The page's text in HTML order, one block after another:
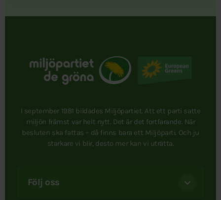
I september 1981 bildades Miljöpartiet. Att ett parti satte
miljön främst var helt nytt. Det är det fortfarande. När
besluten ska fattas – då finns bara ett Miljöparti. Och ju
starkare vi blir, desto mer kan vi uträtta.
Följ oss